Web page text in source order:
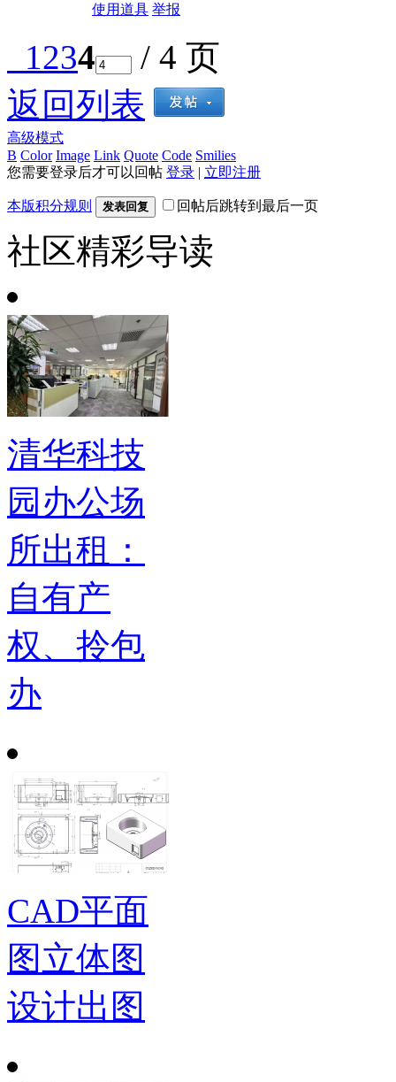
使用道具 举报
1234
/ 4 页
返回列表
高级模式
B Color Image Link Quote Code Smilies
您需要登录后才可以回帖 登录 | 立即注册
本版积分规则 发表回复 回帖后跳转到最后一页
社区精彩导读
清华科技
园办公场
所出租：
自有产
权、拎包
办
CAD平面
图立体图
设计出图